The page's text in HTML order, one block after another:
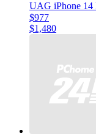
UAG iPhone
$977
$1,480